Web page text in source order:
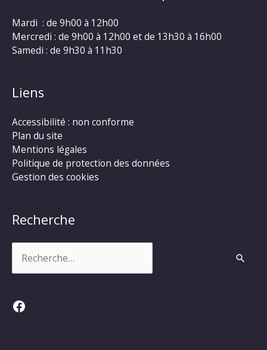
Mardi : de 9h00 à 12h00
Mercredi : de 9h00 à 12h00 et de 13h30 à 16h00
Samedi : de 9h30 à 11h30
Liens
Accessibilité : non conforme
Plan du site
Mentions légales
Politique de protection des données
Gestion des cookies
Recherche
Facebook